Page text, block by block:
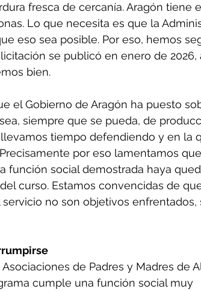
fresca de cercanía. Aragón tiene
Lo que necesita es que la
eso sea posible. Por eso, hemos
se publicó en enero de 2026,
bien.
el Gobierno de Aragón ha puesto
siempre que se pueda, de
tiempo defendiendo y en la
por eso lamentamos
función social demostrada haya
curso. Estamos convencidas de
no son objetivos enfrentados,
de Padres y Madres de
cumple una función social muy